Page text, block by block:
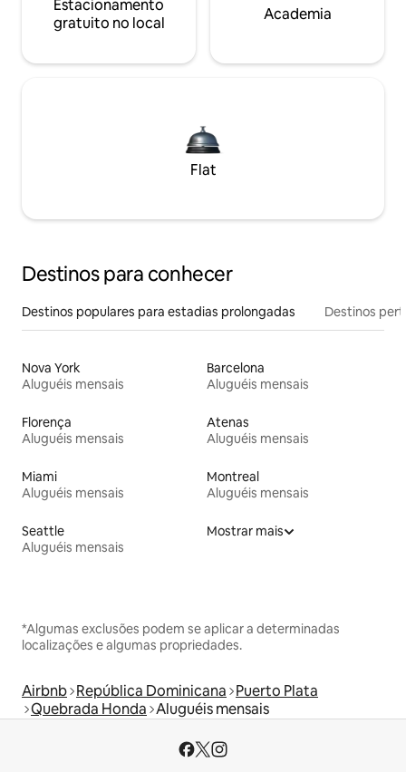
Estacionamento
gratuito no local
Academia
Flat
Destinos para conhecer
Destinos populares para estadias prolongadas Destinos
Nova York
Aluguéis mensais
Barcelona
Aluguéis mensais
Florença
Aluguéis mensais
Atenas
Aluguéis mensais
Miami
Aluguéis mensais
Montreal
Aluguéis mensais
Seattle
Aluguéis mensais
Mostrar mais
*Algumas exclusões podem se aplicar a determinadas
localizações e algumas propriedades.
Airbnb República Dominicana Puerto Plata
Quebrada Honda Aluguéis mensais